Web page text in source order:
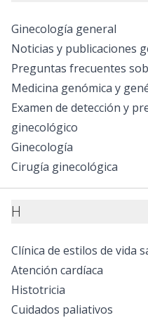
Ginecología general
Noticias y publicaciones
Preguntas frecuentes
Medicina genómica y
Examen de detección y
ginecológico
Ginecología
Cirugía ginecológica
H
Clínica de estilos de vida
Atención cardíaca
Histotricia
Cuidados paliativos